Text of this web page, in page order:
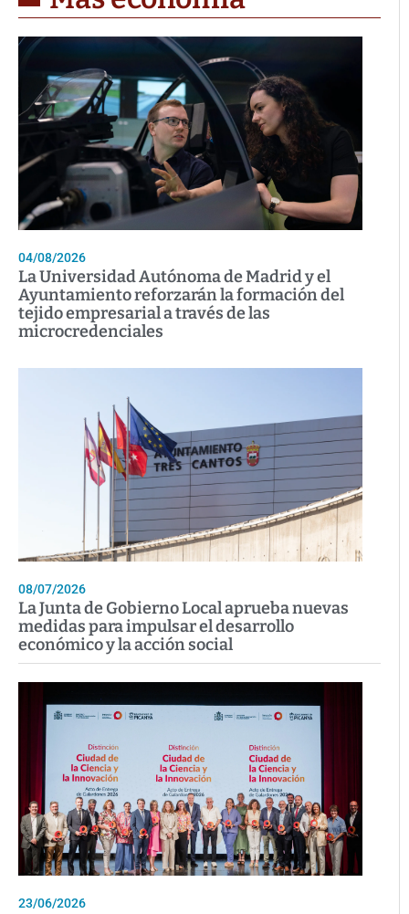
04/08/2026
La Universidad Autónoma de Madrid y el
Ayuntamiento reforzarán la formación del
tejido empresarial a través de las
microcredenciales
08/07/2026
La Junta de Gobierno Local aprueba nuevas
medidas para impulsar el desarrollo
económico y la acción social
23/06/2026